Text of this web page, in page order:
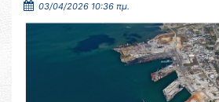
03/04/2026 10:36 πμ.